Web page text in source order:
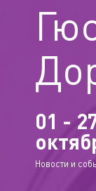
01 -
Новости и